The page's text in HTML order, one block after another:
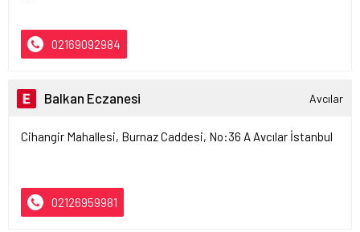
02169092984
Balkan Eczanesi Avcılar
Cihangir Mahallesi, Burnaz Caddesi, No:36 A Avcılar İstanbul
02126959981